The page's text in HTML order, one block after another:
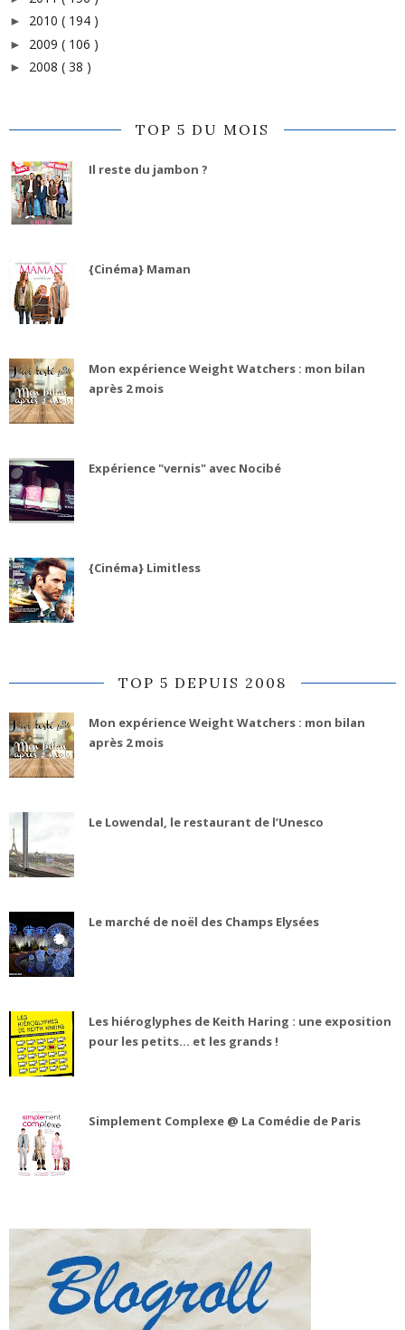
► 2010 ( 194 )
► 2009 ( 106 )
► 2008 ( 38 )
TOP 5 DU MOIS
Il reste du jambon ?
{Cinéma} Maman
Mon expérience Weight Watchers : mon bilan
après 2 mois
Expérience "vernis" avec Nocibé
{Cinéma} Limitless
TOP 5 DEPUIS 2008
Mon expérience Weight Watchers : mon bilan
après 2 mois
Le Lowendal, le restaurant de l’Unesco
Le marché de noël des Champs Elysées
Les hiéroglyphes de Keith Haring : une exposition
pour les petits... et les grands !
Simplement Complexe @ La Comédie de Paris